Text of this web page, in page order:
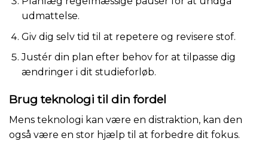
udmattelse.
Giv dig selv tid til at repetere og revisere stof.
Justér din plan efter behov for at tilpasse dig
ændringer i dit studieforløb.
Brug teknologi til din fordel
Mens teknologi kan være en distraktion, kan den
også være en stor hjælp til at forbedre dit fokus.